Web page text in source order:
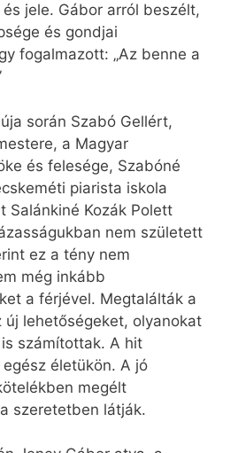
jele. Gábor arról beszélt,
és gondjai
fogalmazott: „Az benne a
során Szabó Gellért,
a Magyar
és felesége, Szabóné
piarista iskola
Salánkiné Kozák Polett
nem született
ez a tény nem
még inkább
a férjével. Megtalálták a
új lehetőségeket, olyanokat
számítottak. A hit
életükön. A jó
megélt
szeretetben látják.